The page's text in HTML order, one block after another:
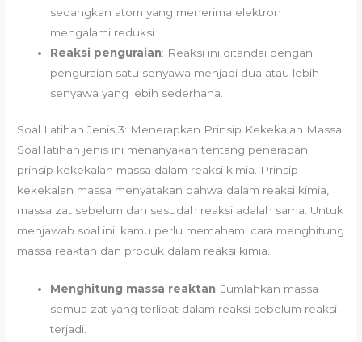
sedangkan atom yang menerima elektron
mengalami reduksi.
Reaksi penguraian: Reaksi ini ditandai dengan
penguraian satu senyawa menjadi dua atau lebih
senyawa yang lebih sederhana.
Soal Latihan Jenis 3: Menerapkan Prinsip Kekekalan Massa
Soal latihan jenis ini menanyakan tentang penerapan
prinsip kekekalan massa dalam reaksi kimia. Prinsip
kekekalan massa menyatakan bahwa dalam reaksi kimia,
massa zat sebelum dan sesudah reaksi adalah sama. Untuk
menjawab soal ini, kamu perlu memahami cara menghitung
massa reaktan dan produk dalam reaksi kimia.
Menghitung massa reaktan: Jumlahkan massa
semua zat yang terlibat dalam reaksi sebelum reaksi
terjadi.